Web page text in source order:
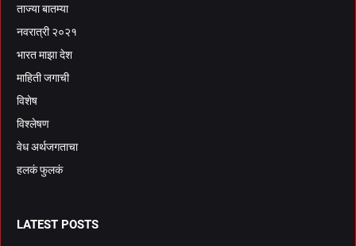
ताज्या बातम्या
नवरात्री २०२१
भारत माझा देश
माहिती जगाची
विशेष
विश्लेषण
वेध अर्थजगताचा
हलकं फुलकं
LATEST POSTS